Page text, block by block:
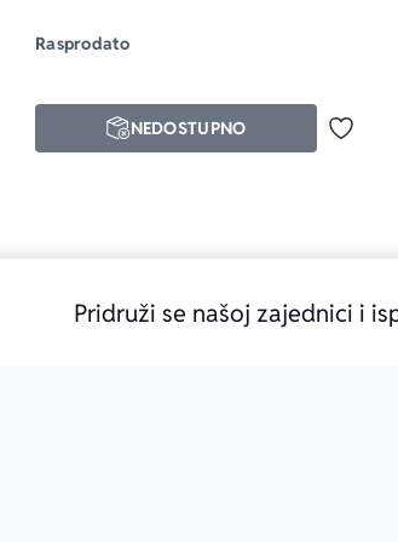
u omiljene
Rasprodato
Dodaj
NEDOSTUPNO
Pridruži se našoj zajednici i